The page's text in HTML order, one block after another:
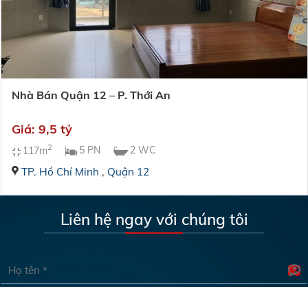
Nhà Bán Quận 12 – P. Thới An
Giá: 9,5 tỷ
117m2 5 PN 2 WC
TP. Hồ Chí Minh , Quận 12
Liên hệ ngay với chúng tôi